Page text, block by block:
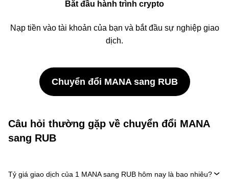
Bắt đầu hành trình crypto
Nạp tiền vào tài khoản của bạn và bắt đầu sự nghiệp giao
dịch.
Chuyển đổi MANA sang RUB
Câu hỏi thường gặp về chuyển đổi MANA
sang RUB
Tỷ giá giao dịch của 1 MANA sang RUB hôm nay là bao nhiêu?